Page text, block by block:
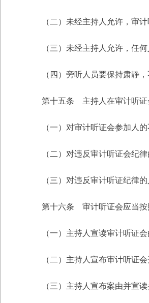
（二）未经主持人允许，审计
（三）未经主持人允许，任何
（四）旁听人员要保持肃静，
第十五条 主持人在审计听证
（一）对审计听证会参加人的
（二）对违反审计听证会纪律
（三）对违反审计听证纪律的
第十六条 审计听证会应当按
（一）主持人宣读审计听证会
（二）主持人宣布审计听证会
（三）主持人宣布案由并宣读